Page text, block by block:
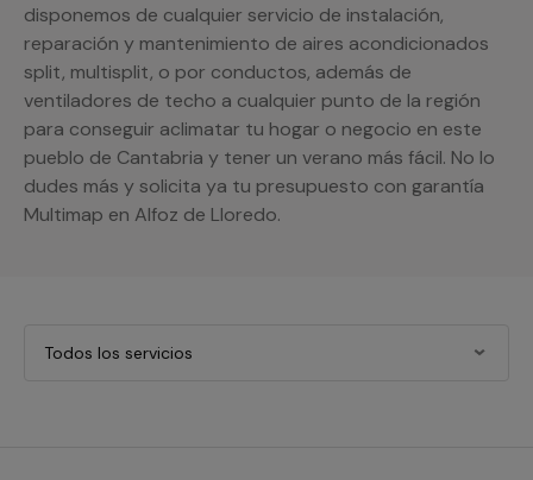
disponemos de cualquier servicio de instalación,
reparación y mantenimiento de aires acondicionados
split, multisplit, o por conductos, además de
ventiladores de techo a cualquier punto de la región
para conseguir aclimatar tu hogar o negocio en este
pueblo de Cantabria y tener un verano más fácil. No lo
dudes más y solicita ya tu presupuesto con garantía
Multimap en Alfoz de Lloredo.
Todos los servicios